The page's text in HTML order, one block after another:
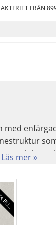
FRÅN
med
en mjuk, textil
hem.
L
R